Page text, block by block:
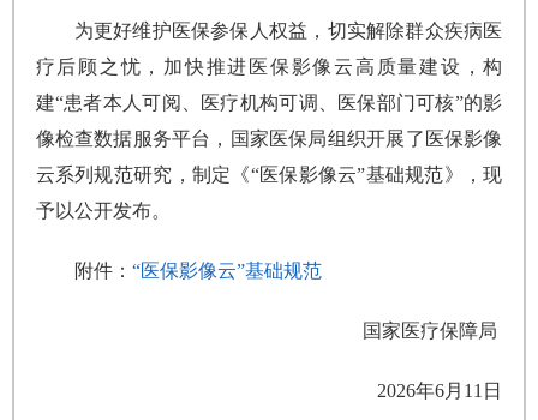
为更好维护医保参保人权益，切实解除群众疾病医
疗后顾之忧，加快推进医保影像云高质量建设，构
建“患者本人可阅、医疗机构可调、医保部门可核”的影
像检查数据服务平台，国家医保局组织开展了医保影像
云系列规范研究，制定《“医保影像云”基础规范》，现
予以公开发布。
附件： “医保影像云”基础规范
国家医疗保障局
2026年6月11日